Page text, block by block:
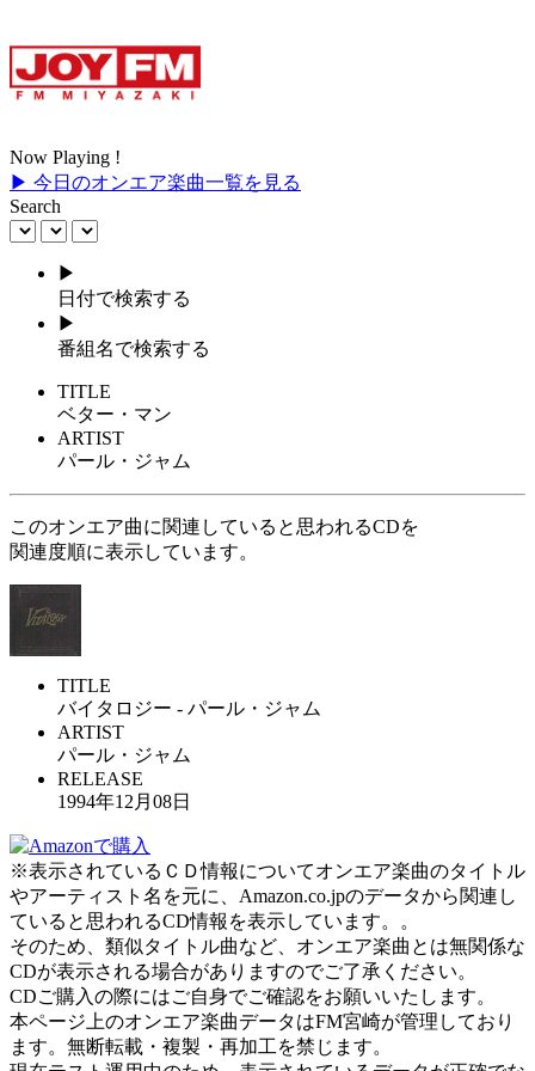
Now Playing !
▶ 今日のオンエア楽曲一覧を見る
Search
▶
日付で検索する
▶
番組名で検索する
TITLE
ベター・マン
ARTIST
パール・ジャム
このオンエア曲に関連していると思われるCDを
関連度順に表示しています。
TITLE
バイタロジー - パール・ジャム
ARTIST
パール・ジャム
RELEASE
1994年12月08日
※表示されているＣＤ情報についてオンエア楽曲のタイトル
やアーティスト名を元に、Amazon.co.jpのデータから関連し
ていると思われるCD情報を表示しています。。
そのため、類似タイトル曲など、オンエア楽曲とは無関係な
CDが表示される場合がありますのでご了承ください。
CDご購入の際にはご自身でご確認をお願いいたします。
本ページ上のオンエア楽曲データはFM宮崎が管理しており
ます。無断転載・複製・再加工を禁じます。